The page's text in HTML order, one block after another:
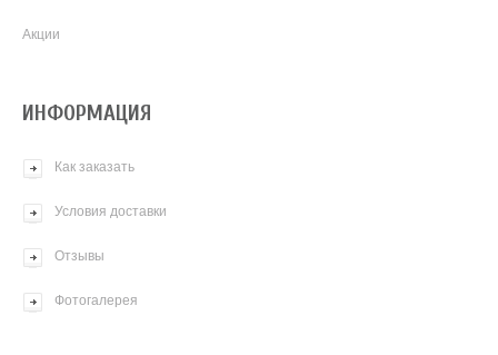
Акции
ИНФОРМАЦИЯ
Как заказать
Условия доставки
Отзывы
Фотогалерея